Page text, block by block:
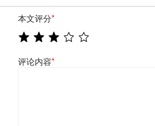
本文评分*
评论内容*